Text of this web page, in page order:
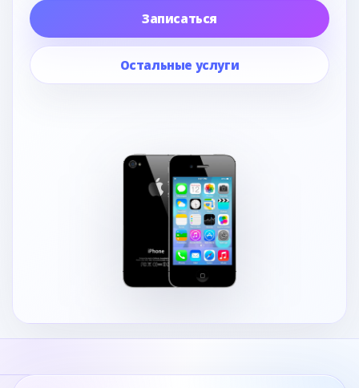
Записаться
Остальные услуги